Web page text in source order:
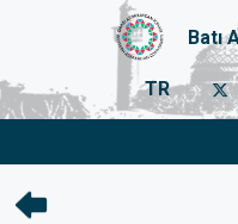
Batı
TR